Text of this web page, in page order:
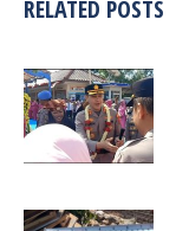
RELATED POSTS